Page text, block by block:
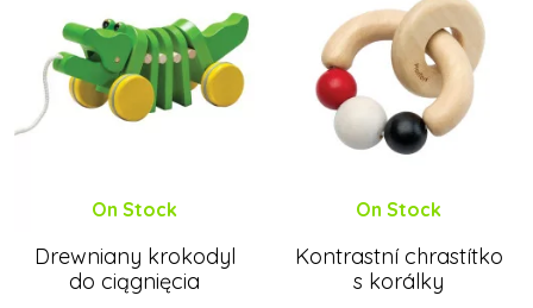
On Stock
Drewniany krokodyl
do ciągnięcia
On Stock
Kontrastní chrastítko
s korálky